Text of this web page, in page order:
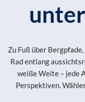
Zu Fuß über
Rad entlang
weiße Weite – jede
Perspektiven.